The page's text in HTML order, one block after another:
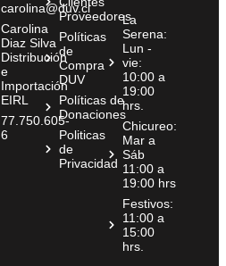
carolina@duv.cl
Carolina
Diaz Silva
Distribución
e
Importación
EIRL
77.750.605-
6
Proveedores
Políticas
de
Compra
DUV
Políticas de
Donaciones
Politicas
de
Privacidad
La
Serena:
Lun -
vie:
10:00 a
19:00
hrs.
Chicureo:
Mar a
Sáb
11:00 a
19:00 hrs
Festivos:
11:00 a
15:00
hrs.